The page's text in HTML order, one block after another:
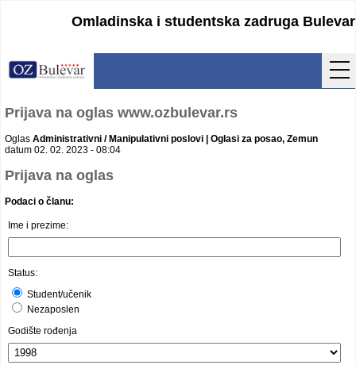
Omladinska i studentska zadruga Bulevar
Usluge
Kontakt
Prijava na oglas www.ozbulevar.rs
Oglas Administrativni / Manipulativni poslovi | Oglasi za posao, Zemun
datum 02. 02. 2023 - 08:04
Prijava na oglas
Podaci o članu:
Ime i prezime:
Status:
Student/učenik
Nezaposlen
Godište rođenja